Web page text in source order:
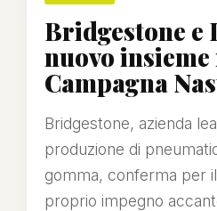
Bridgestone e
nuovo
Campagna
Bridgestone, azienda
produzione di
gomma, conferma per
proprio impegno